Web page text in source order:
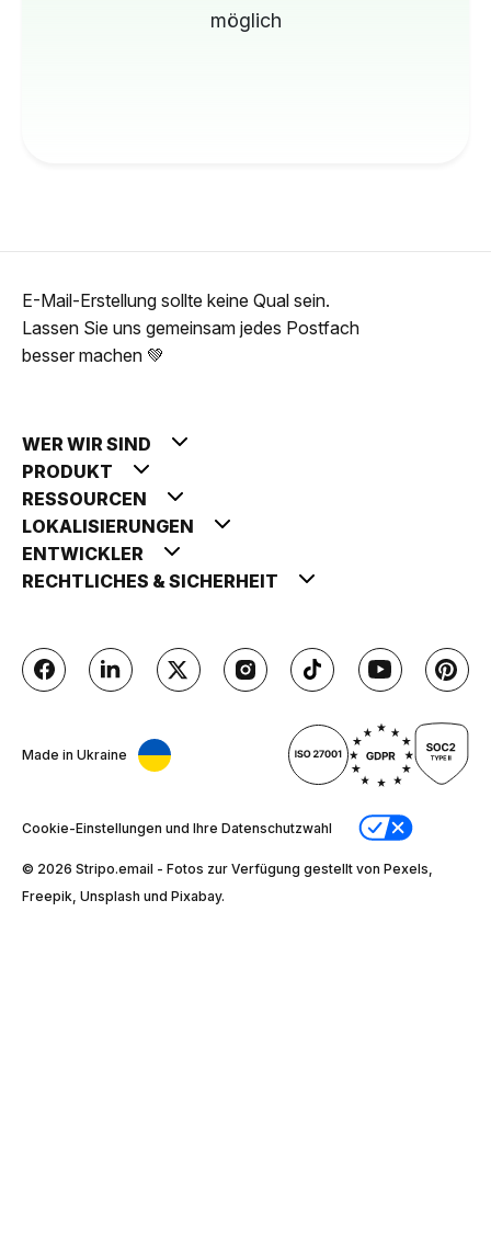
möglich
E-Mail-Erstellung sollte keine Qual sein.
Lassen Sie uns gemeinsam jedes Postfach
besser machen 💚
WER WIR SIND
PRODUKT
RESSOURCEN
LOKALISIERUNGEN
ENTWICKLER
RECHTLICHES & SICHERHEIT
Made in Ukraine
Cookie-Einstellungen und Ihre Datenschutzwahl
© 2026 Stripо.email - Fotos zur Verfügung gestellt von Pexels,
Freepik, Unsplash und Pixabay.